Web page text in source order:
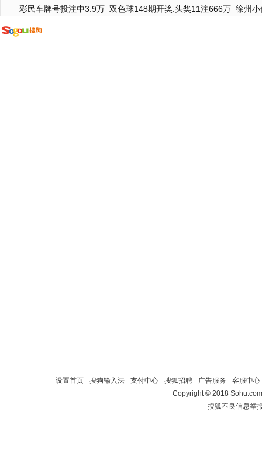
彩民车牌号投注中3.9万 双色球148期开奖:头奖11注666万 徐州
设置首页 - 搜狗输入法 - 支付中心 - 搜狐招聘 - 广告服务 - 客服中心
Copyright©2018
搜狐不良信息举